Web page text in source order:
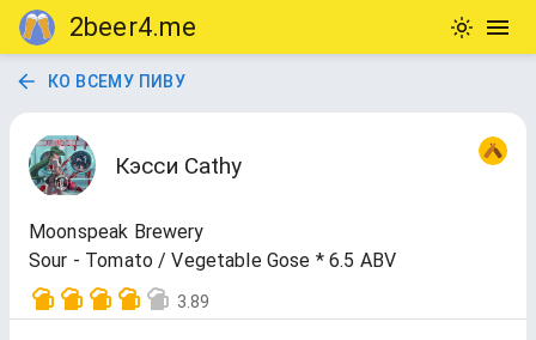
2beer4.me
КО ВСЕМУ ПИВУ
Кэсси Cathy
Moonspeak Brewery
Sour - Tomato / Vegetable Gose * 6.5 ABV
3.89